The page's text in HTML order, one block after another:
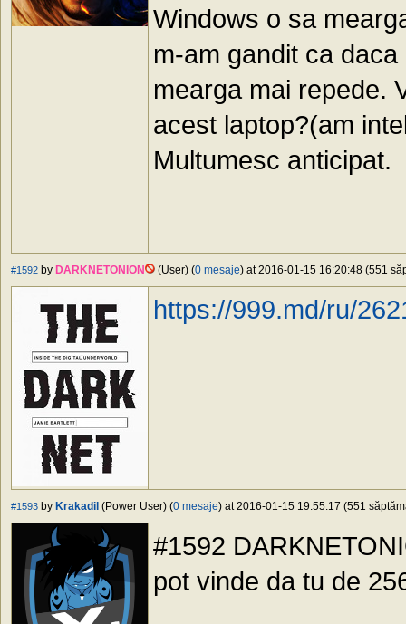
Windows o sa
m-am gandit ca
mearga mai repede.
acest laptop?(am
Multumesc anticipat.
#1592 by DARKNETONION (User) (0 mesaje) at 2016-01-15 16:20:48 (551
https://999.md/ru/
#1593 by Krakadil (Power User) (0 mesaje) at 2016-01-15 19:55:17 (551
#1592
pot vinde da tu de